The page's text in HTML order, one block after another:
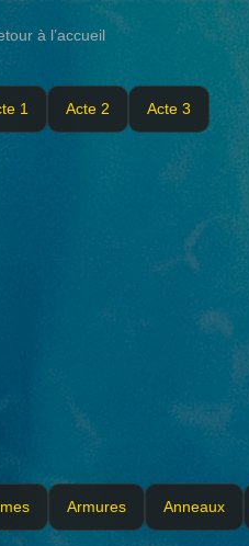
à l’accueil
1 Acte 2 Acte 3
Armures Anneaux